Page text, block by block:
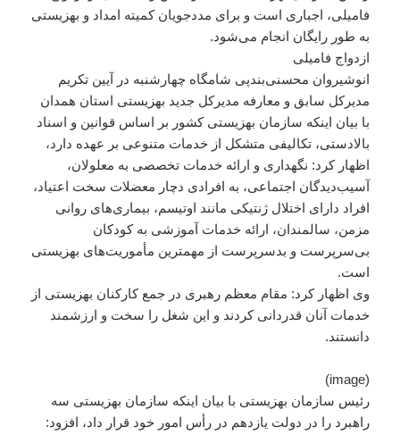
فامیلی، اجباری است و برای مددجویان کمیته امداد و بهزیستی
به طور رایگان انجام می‌شود.
ازدواج فامیلی
انوشیروان محسنی‌بندپی شامگاه چهارشنبه در آیین تکریم
مدیرکل سابق و معارفه مدیرکل جدید بهزیستی استان همدان
با بیان اینکه سازمان بهزیستی کشور بر اساس قوانین و اسناد
بالادستی، تکالیفی متشکل از خدمات متنوعی بر عهده دارد،
اظهار کرد: نگهداری و ارائه خدمات تخصصی به معلولان،
آسیب‌دیدگان اجتماعی، به افرادی دچار معضلات سخت اعتیاد،
افراد دارای اختلال ژنتیکی مانند اوتیسم، بیماری‌های روانی
مزمن، سالمندان، ارائه خدمات آموزشی به کودکان
بی‌سرپرست و بدسرپرست از مهمترین مأموریت‌های بهزیستی
است.
وی اظهار کرد: مقام معظم رهبری در جمع کارکنان بهزیستی از
خدمات آنان قدردانی کردند و این شغل را سخت و ارزشمند
دانستند.
(image)
رئیس سازمان بهزیستی با بیان اینکه سازمان بهزیستی سه
راهبرد را در دولت یازدهم در رأس امور خود قرار داد، افزود: